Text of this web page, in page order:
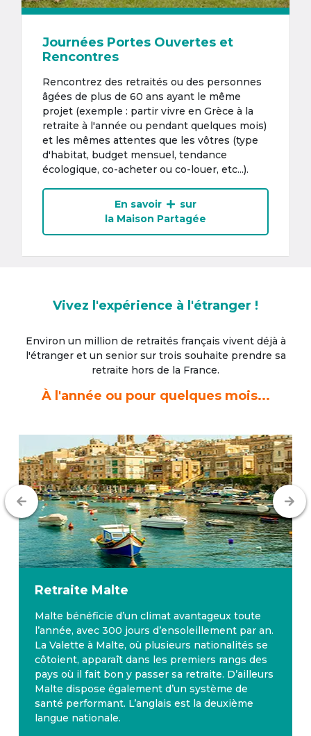
Journées Portes Ouvertes et
Rencontres
Rencontrez des retraités ou des personnes
âgées de plus de 60 ans ayant le même
projet (exemple : partir vivre en Grèce à la
retraite à l'année ou pendant quelques mois)
et les mêmes attentes que les vôtres (type
d'habitat, budget mensuel, tendance
écologique, co-acheter ou co-louer, etc...).
En savoir
sur
la Maison Partagée
Vivez l'expérience à l'étranger !
Environ un million de retraités français vivent déjà à
l'étrangeret un senior sur trois souhaite prendre sa
retraite hors de la France.
À l'année ou pour quelques mois...
Retraite Malte
Malte bénéficie d’un climat avantageux toute
l’année, avec 300 jours d’ensoleillement par an.
La Valette à Malte, où plusieurs nationalités se
côtoient, apparaît dans les premiers rangs des
pays où il fait bon y passer sa retraite. D’ailleurs
Malte dispose également d’un système de
santé performant. L’anglais est la deuxième
langue nationale.